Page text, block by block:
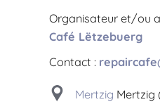
Organisateur et/ou
Café Lëtzebuerg
Contact :
Mertzig Mertzig